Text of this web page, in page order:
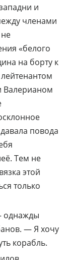
и
членами
«белого
на борту к
Валерианом
повода
Тем не
этой
только
однажды
— Я хочу
корабль.